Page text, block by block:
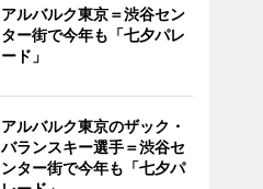
アルバルク東京＝渋谷セン
ター街で今年も「七夕パレ
ード」
アルバルク東京のザック・
バランスキー選手＝渋谷セ
ンター街で今年も「七夕パ